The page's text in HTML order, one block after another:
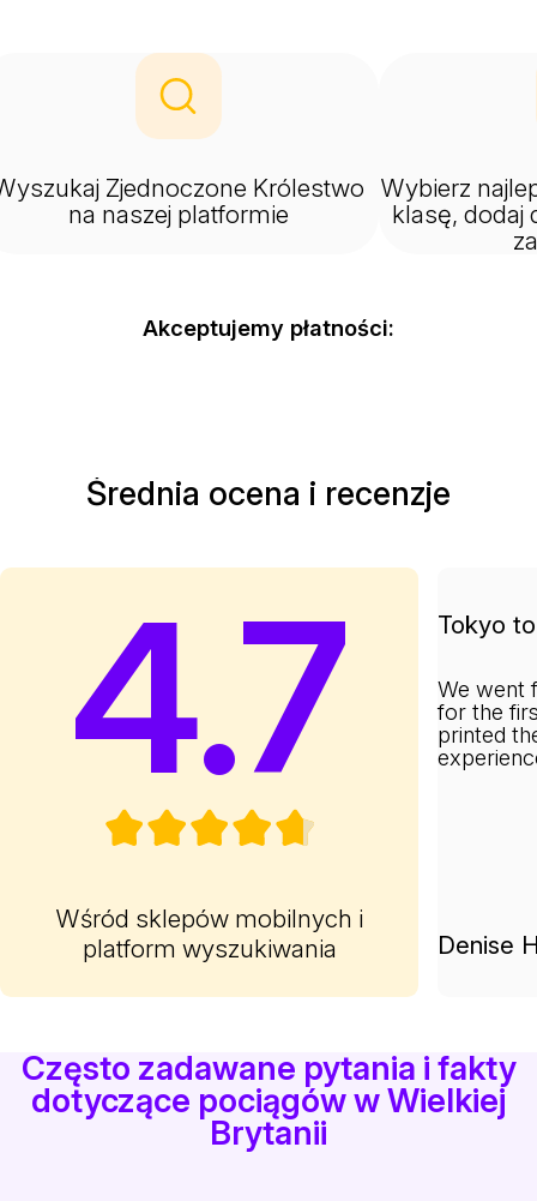
Zjednoczone Królestwo
na naszej platformie
Wybierz
klasę, dodaj
Akceptujemy płatności:
Średnia ocena i recenzje
4.7
Wśród sklepów mobilnych i
platform wyszukiwania
Tokyo
We went
for the
printed
Denise
Często zadawane pytania i fakty
dotyczące pociągów w Wielkiej
Brytanii